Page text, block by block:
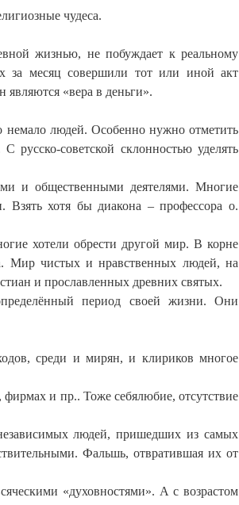
чудеса.
жизнью, не побуждает к реальному
за месяц совершили тот или иной акт
являются «вера в деньги».
немало людей. Особенно нужно отметить
русско-советской склонностью уделять
и общественными деятелями. Многие
Взять хотя бы диакона – профессора о.
хотели обрести другой мир. В корне
Мир чистых и нравственных людей, на
и прославленных древних святых.
период своей жизни. Они
среди и мирян, и клириков многое
фирмах и пр.. Тоже себялюбие, отсутствие
людей, пришедших из самых
Фальшь, отвратившая их от
«духовностями». А с возрастом